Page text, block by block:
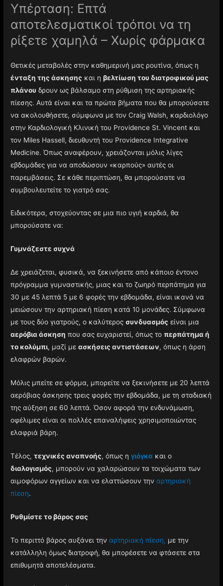
Υπέρταση: Επτά
αποτελεσματικοί τρόποι να τη
ρίξετε χαμηλά – Χωρίς φάρμακα
Θετικές μεταβολές στην καθημερινή μας ρουτίνα, όπως η
ένταξη της άσκησης και ηβελτίωση του διατροφικού μας
πλάνου δρουν ως βάλσαμο στη ρύθμιση της αρτηριακής
πίεσης. Αυτά είναι και τα πρώτα βήματα που θα μπορούσατε
να ακολουθήσετε, σύμφωνα με τον Craig Walsh, καρδιολόγο
στην Καρδιολογική Κλινική του Providence St. Vincent και
τον Miles Hassell, διευθυντή του Providence Integrative
Medicine. Όπως αναφέρουν, χρειάζονται μόλις λίγες
εβδομάδες για να αποδώσουν «καρπούς» αυτές οι
παρεμβάσεις. Σε κάθε περιπτώση, θα μπορούσατε να
συμβουλευτείτε το γιατρό σας.
Ειδικότερα, στοχεύοντας σε μια πιο υγιή καρδιά, θα
μπορούσατε να:
Γυμνάζεστε συχνά
Δε χρειάζεται, φυσικά, να ξεκινήσετε από κάποιο έντονο
πρόγραμμα γυμναστικής, μιας και το ζωηρό περπάτημα για
30 με 45 λεπτά 5 με 6 φορές την εβδομάδα, είναι ικανά να
μειώσουν την αρτηριακή πίεση κατά 10 μονάδες. Σύμφωνα
με τους δύο γιατρούς, ο καλύτεροςσυνδυασμός είναι μια
αερόβια άσκηση που σας ευχαριστεί, όπως τοπερπάτημα ή
το κολύμπι, μαζί μεασκήσεις αντιστάσεων, όπως η άρση
ελαφρών βαρών.
Μόλις μπείτε σε φόρμα, μπορείτε να ξεκινήσετε με 20 λεπτά
αερόβιας άσκησης τρεις φορές την εβδομάδα, με τη σταδιακή
της αύξηση σε 60 λεπτά. Όσον αφορά την ενδυνάμωση,
οφέλιμες είναι οι πολλές επαναλήψεις χρησιμοποιώντας
ελαφριά βάρη.
Τέλος,τεχνικές αναπνοής, όπως ηγιόγκα και ο
διαλογισμός, μπορούν να χαλαρώσουν τα τοιχώματα των
αιμοφόρων αγγείων και να ελαττώσουν τηναρτηριακή
πίεση.
Ρυθμίστε το βάρος σας
Το περιττό βάρος αυξάνει τηναρτηριακή πίεση, με την
κατάλληλη όμως διατροφή, θα μπορέσετε να φτάσετε στα
επιθυμητά αποτελέσματα.